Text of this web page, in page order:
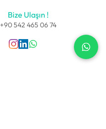
Bize Ulaşın !
+90 542 465 06 74